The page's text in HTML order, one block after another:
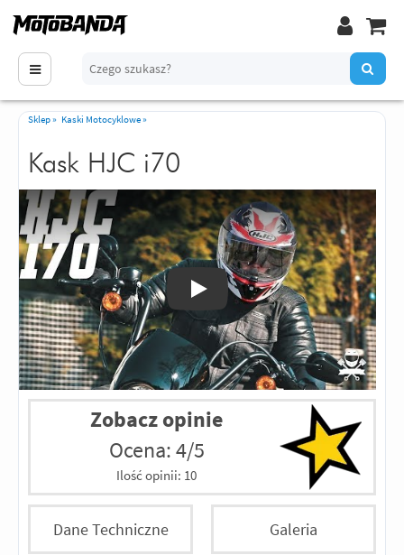
Sklep» Kaski Motocyklowe»
Kask HJC i70
Odtwórz
Zobacz opinie
Ocena: 4/5
Ilość opinii: 10
Dane Techniczne Galeria